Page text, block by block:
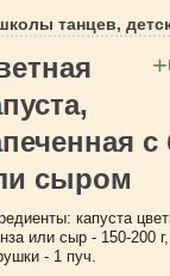
танцев,
сыром
капуста
или сыр - 150-200
- 1 пуч.